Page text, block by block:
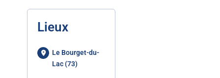
Lieux
Le Bourget-du-
Lac (73)